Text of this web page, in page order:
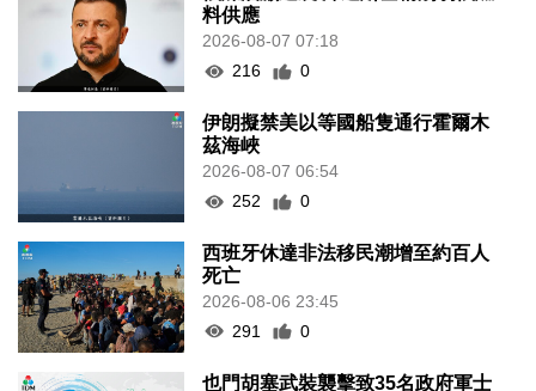
料供應
2026-08-07 07:18
216
0
伊朗擬禁美以等國船隻通行霍爾木
茲海峽
2026-08-07 06:54
252
0
西班牙休達非法移民潮增至約百人
死亡
2026-08-06 23:45
291
0
也門胡塞武裝襲擊致35名政府軍士